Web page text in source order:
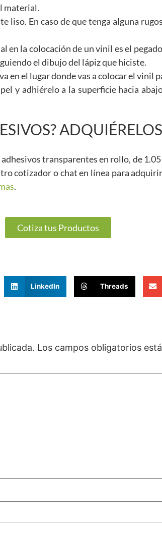
material.
liso. En caso de que tenga alguna
en la colocación de un vinil es el
el dibujo del lápiz que hiciste.
en el lugar donde vas a colocar el vinil
y adhiérelo a la superficie hacia
transparentes en rollo, de 1.05
cotizador o chat en línea para
.
Cotiza tus Productos
LinkedIn Threads
Los campos obligatorios